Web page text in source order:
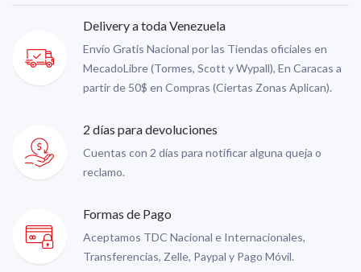
Delivery a toda Venezuela
Envío Gratis Nacional por las Tiendas oficiales en
MecadoLibre (Tormes, Scott y Wypall), En Caracas a
partir de 50$ en Compras (Ciertas Zonas Aplican).
2 días para devoluciones
Cuentas con 2 días para notificar alguna queja o
reclamo.
Formas de Pago
Aceptamos TDC Nacional e Internacionales,
Transferencias, Zelle, Paypal y Pago Móvil.